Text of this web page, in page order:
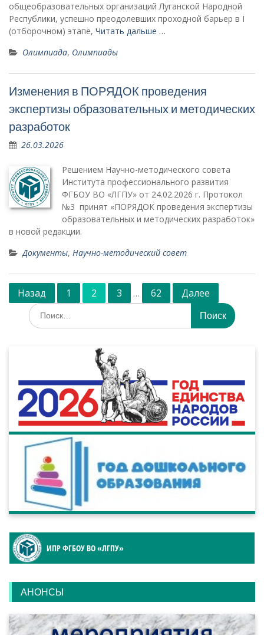
общеобразовательных организаций Луганской Народной
Республики, успешно преодолевших проходной барьер в I
(отборочном) этапе, Читать дальше …
Олимпиада, Олимпиады
Изменения в ПОРЯДОК проведения
экспертизы образовательных и методических
разработок
26.03.2026
Решением Научно-методического совета
Института профессионального развития
ФГБОУ ВО «ЛГПУ» от 24.02.2026 г. Протокол
№3 принят «ПОРЯДОК проведения экспертизы
образовательных и методических разработок»
в новой редакции.
Документы, Научно-методический совет
Навигация
записям
Назад 1 2 3 … 62 Далее
Искать:
ИПР ФГБОУ ВО «ЛГПУ»
АНОНСЫ